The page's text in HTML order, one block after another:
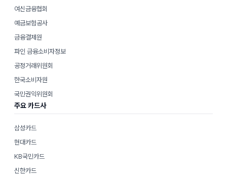
여신금융협회
예금보험공사
금융결제원
파인 금융소비자정보
공정거래위원회
한국소비자원
국민권익위원회
주요 카드사
삼성카드
현대카드
KB국민카드
신한카드